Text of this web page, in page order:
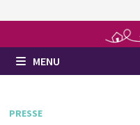
contenu
MENU
PRESSE